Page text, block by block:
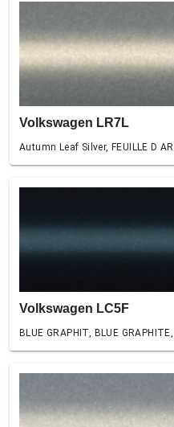
Volkswagen LR7L
Autumn Leaf Silver, FEUILLE D
Volkswagen LC5F
BLUE GRAPHIT, BLUE